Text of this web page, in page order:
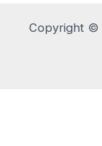
Copyright ©